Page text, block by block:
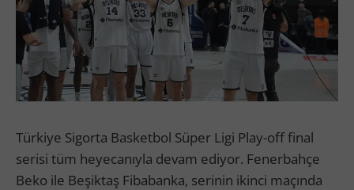
Türkiye Sigorta Basketbol Süper Ligi Play-off final
serisi tüm heyecanıyla devam ediyor. Fenerbahçe
Beko ile Beşiktaş Fibabanka, serinin ikinci maçında